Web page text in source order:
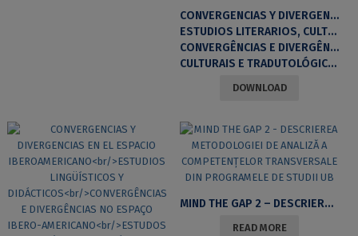
CONVERGENCIAS Y DIVERGENCIAS EN EL ESPACIO IBEROAMERICANO
ESTUDIOS LITERARIOS, CULTURALES Y TRADUCTOLOGICOS
CONVERGÊNCIAS E DIVERGÊNCIAS NO ESPAÇO IBERO-AMERICANO. ESTUDOS LITERÁRIOS
CULTURAIS E TRADUTOLÓGICOS
DOWNLOAD
MIND THE GAP 2 – DESCRIEREA METODOLOGIEI DE ANALIZĂ A COMPETENȚELOR TRANSVERSALE DIN PROGRAMELE DE STUDII UB
READ MORE